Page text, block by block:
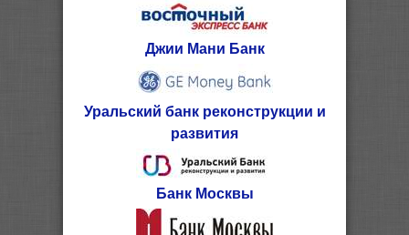
Джии Мани Банк
Уральский банк реконструкции и
развития
Банк Москвы